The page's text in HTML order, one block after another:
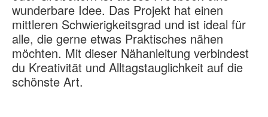
wunderbare Idee. Das Projekt hat einen
mittleren Schwierigkeitsgrad und ist ideal für
alle, die gerne etwas Praktisches nähen
möchten. Mit dieser Nähanleitung verbindest
du Kreativität und Alltagstauglichkeit auf die
schönste Art.